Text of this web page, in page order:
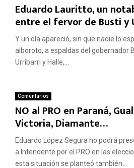
Eduardo Lauritto, un
entre el fervor de Busti y
Y un día apareció, sin que nadie lo
alboroto, a espaldas del gobernador
Urribarri y Halle,...
Comentarios
NO al PRO en Paraná,
Victoria, Diamante…
Eduardo López Segura no podrá
a Intendente por el PRO en las
esta situación se planteó también...